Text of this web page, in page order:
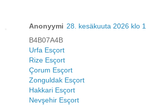
Anonyymi 28. kesäkuuta 2026 klo
B4B07A4B
Urfa Esçort
Rize Esçort
Çorum Esçort
Zonguldak Esçort
Hakkari Esçort
Nevşehir Esçort